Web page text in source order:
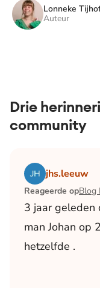
Lonneke
Auteur
Drie
community
jhs.leeuw
Reageerde op
3 jaar geleden
man Johan op
hetzelfde .
Lees het artikel